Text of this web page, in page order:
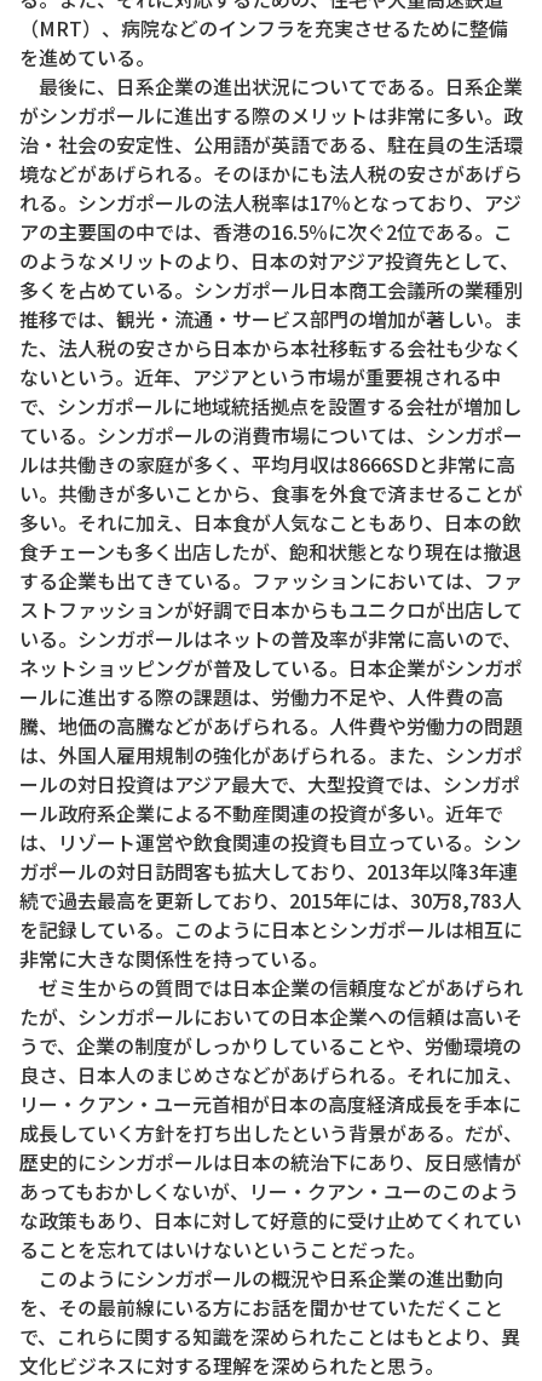
（MRT）、病院などのインフラを充実させるために整備
を進めている。
最後に、日系企業の進出状況についてである。日系企業
がシンガポールに進出する際のメリットは非常に多い。政
治・社会の安定性、公用語が英語である、駐在員の生活環
境などがあげられる。そのほかにも法人税の安さがあげら
れる。シンガポールの法人税率は17％となっており、アジ
アの主要国の中では、香港の16.5％に次ぐ2位である。こ
のようなメリットのより、日本の対アジア投資先として、
多くを占めている。シンガポール日本商工会議所の業種別
推移では、観光・流通・サービス部門の増加が著しい。ま
た、法人税の安さから日本から本社移転する会社も少なく
ないという。近年、アジアという市場が重要視される中
で、シンガポールに地域統括拠点を設置する会社が増加し
ている。シンガポールの消費市場については、シンガポー
ルは共働きの家庭が多く、平均月収は8666SDと非常に高
い。共働きが多いことから、食事を外食で済ませることが
多い。それに加え、日本食が人気なこともあり、日本の飲
食チェーンも多く出店したが、飽和状態となり現在は撤退
する企業も出てきている。ファッションにおいては、ファ
ストファッションが好調で日本からもユニクロが出店して
いる。シンガポールはネットの普及率が非常に高いので、
ネットショッピングが普及している。日本企業がシンガポ
ールに進出する際の課題は、労働力不足や、人件費の高
騰、地価の高騰などがあげられる。人件費や労働力の問題
は、外国人雇用規制の強化があげられる。また、シンガポ
ールの対日投資はアジア最大で、大型投資では、シンガポ
ール政府系企業による不動産関連の投資が多い。近年で
は、リゾート運営や飲食関連の投資も目立っている。シン
ガポールの対日訪問客も拡大しており、2013年以降3年連
続で過去最高を更新しており、2015年には、30万8,783人
を記録している。このように日本とシンガポールは相互に
非常に大きな関係性を持っている。
ゼミ生からの質問では日本企業の信頼度などがあげられ
たが、シンガポールにおいての日本企業への信頼は高いそ
うで、企業の制度がしっかりしていることや、労働環境の
良さ、日本人のまじめさなどがあげられる。それに加え、
リー・クアン・ユー元首相が日本の高度経済成長を手本に
成長していく方針を打ち出したという背景がある。だが、
歴史的にシンガポールは日本の統治下にあり、反日感情が
あってもおかしくないが、リー・クアン・ユーのこのよう
な政策もあり、日本に対して好意的に受け止めてくれてい
ることを忘れてはいけないということだった。
このようにシンガポールの概況や日系企業の進出動向
を、その最前線にいる方にお話を聞かせていただくこと
で、これらに関する知識を深められたことはもとより、異
文化ビジネスに対する理解を深められたと思う。